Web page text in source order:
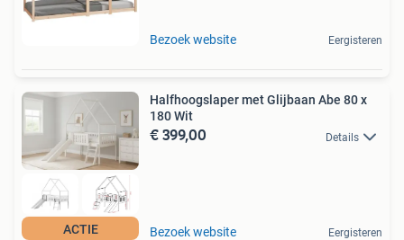
Bezoek website Eergisteren
ACTIE
Halfhoogslaper met Glijbaan Abe 80 x
180 Wit
€ 399,00 Details
Bezoek website Eergisteren